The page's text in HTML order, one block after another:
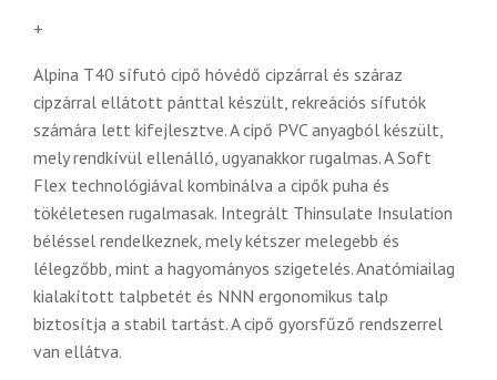
+
Alpina T40 sífutó cipő hóvédő cipzárral és száraz
cipzárral ellátott pánttal készült, rekreációs sífutók
számára lett kifejlesztve. A cipő PVC anyagból készült,
mely rendkívül ellenálló, ugyanakkor rugalmas. A Soft
Flex technológiával kombinálva a cipők puha és
tökéletesen rugalmasak. Integrált Thinsulate Insulation
béléssel rendelkeznek, mely kétszer melegebb és
lélegzőbb, mint a hagyományos szigetelés. Anatómiailag
kialakított talpbetét és NNN ergonomikus talp
biztosítja a stabil tartást. A cipő gyorsfűző rendszerrel
van ellátva.